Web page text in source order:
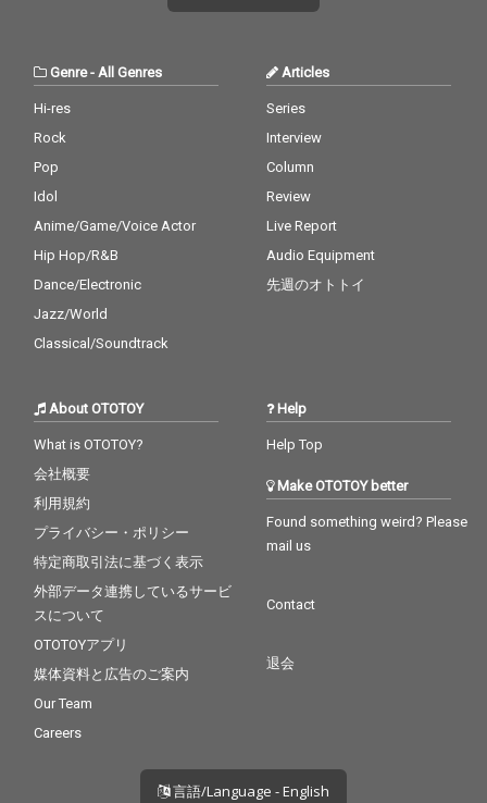
Genre- All Genres
Hi-res
Rock
Pop
Idol
Anime/Game/Voice Actor
Hip Hop/R&B
Dance/Electronic
Jazz/World
Classical/Soundtrack
Articles
Series
Interview
Column
Review
Live Report
Audio Equipment
先週のオトトイ
About OTOTOY
What is OTOTOY?
会社概要
利用規約
プライバシー・ポリシー
特定商取引法に基づく表示
外部データ連携しているサービ
スについて
OTOTOYアプリ
媒体資料と広告のご案内
Our Team
Careers
Help
Help Top
Make OTOTOY better
Found something weird? Please
mail us
Contact
退会
言語/Language - English